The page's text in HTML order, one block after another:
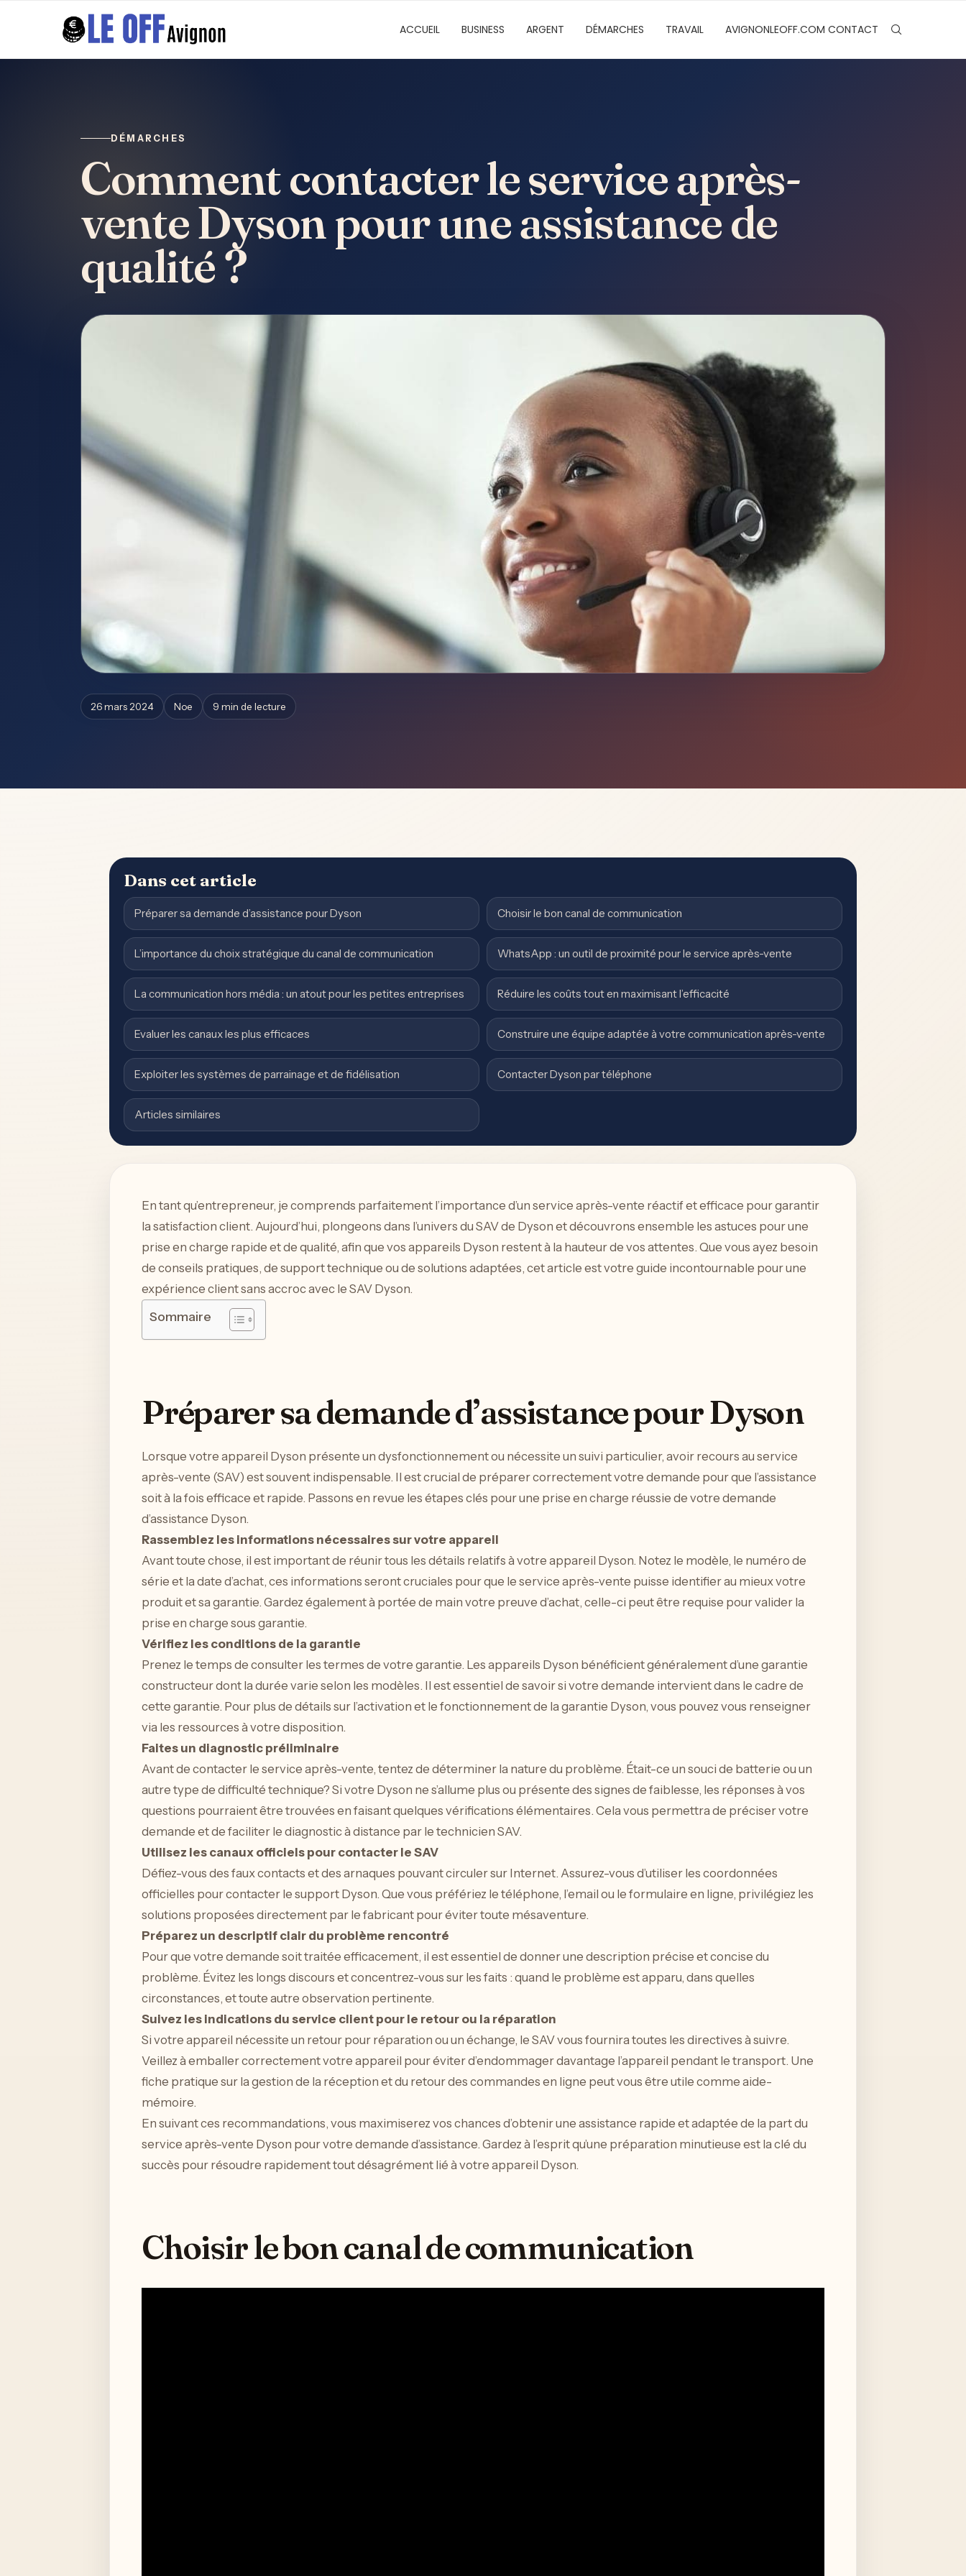
ACCUEIL BUSINESS ARGENT DÉMARCHES TRAVAIL AVIGNONLEOFF.COM CONTACT
DÉMARCHES
Comment contacter le service après-
vente Dyson pour une assistance de
qualité ?
26 mars 2024 Noe 9 min de lecture
Dans cet article
Préparer sa demande d’assistance pour Dyson Choisir le bon canal de communication
L’importance du choix stratégique du canal de communication WhatsApp : un outil de proximité pour le service après-vente
La communication hors média : un atout pour les petites entreprises Réduire les coûts tout en maximisant l’efficacité
Evaluer les canaux les plus efficaces Construire une équipe adaptée à votre communication après-vente
Exploiter les systèmes de parrainage et de fidélisation Contacter Dyson par téléphone
Articles similaires
En tant qu’entrepreneur, je comprends parfaitement l’importance d’un service après-vente réactif et efficace pour garantir
la satisfaction client. Aujourd’hui, plongeons dans l’univers du SAV de Dyson et découvrons ensemble les astuces pour une
prise en charge rapide et de qualité, afin que vos appareils Dyson restent à la hauteur de vos attentes. Que vous ayez besoin
de conseils pratiques, de support technique ou de solutions adaptées, cet article est votre guide incontournable pour une
expérience client sans accroc avec le SAV Dyson.
Sommaire
Préparer sa demande d’assistance pour Dyson
Lorsque votre appareil Dyson présente un dysfonctionnement ou nécessite un suivi particulier, avoir recours au service
après-vente (SAV) est souvent indispensable. Il est crucial de préparer correctement votre demande pour que l’assistance
soit à la fois efficace et rapide. Passons en revue les étapes clés pour une prise en charge réussie de votre demande
d’assistance Dyson.
Rassemblez les informations nécessaires sur votre appareil
Avant toute chose, il est important de réunir tous les détails relatifs à votre appareil Dyson. Notez le modèle, le numéro de
série et la date d’achat, ces informations seront cruciales pour que le service après-vente puisse identifier au mieux votre
produit et sa garantie. Gardez également à portée de main votre preuve d’achat, celle-ci peut être requise pour valider la
prise en charge sous garantie.
Vérifiez les conditions de la garantie
Prenez le temps de consulter les termes de votre garantie. Les appareils Dyson bénéficient généralement d’une garantie
constructeur dont la durée varie selon les modèles. Il est essentiel de savoir si votre demande intervient dans le cadre de
cette garantie. Pour plus de détails sur l’activation et le fonctionnement de la garantie Dyson, vous pouvez vous renseigner
via les ressources à votre disposition.
Faites un diagnostic préliminaire
Avant de contacter le service après-vente, tentez de déterminer la nature du problème. Était-ce un souci de batterie ou un
autre type de difficulté technique? Si votre Dyson ne s’allume plus ou présente des signes de faiblesse, les réponses à vos
questions pourraient être trouvées en faisant quelques vérifications élémentaires. Cela vous permettra de préciser votre
demande et de faciliter le diagnostic à distance par le technicien SAV.
Utilisez les canaux officiels pour contacter le SAV
Défiez-vous des faux contacts et des arnaques pouvant circuler sur Internet. Assurez-vous d’utiliser les coordonnées
officielles pour contacter le support Dyson. Que vous préfériez le téléphone, l’email ou le formulaire en ligne, privilégiez les
solutions proposées directement par le fabricant pour éviter toute mésaventure.
Préparez un descriptif clair du problème rencontré
Pour que votre demande soit traitée efficacement, il est essentiel de donner une description précise et concise du
problème. Évitez les longs discours et concentrez-vous sur les faits : quand le problème est apparu, dans quelles
circonstances, et toute autre observation pertinente.
Suivez les indications du service client pour le retour ou la réparation
Si votre appareil nécessite un retour pour réparation ou un échange, le SAV vous fournira toutes les directives à suivre.
Veillez à emballer correctement votre appareil pour éviter d’endommager davantage l’appareil pendant le transport. Une
fiche pratique sur la gestion de la réception et du retour des commandes en ligne peut vous être utile comme aide-
mémoire.
En suivant ces recommandations, vous maximiserez vos chances d’obtenir une assistance rapide et adaptée de la part du
service après-vente Dyson pour votre demande d’assistance. Gardez à l’esprit qu’une préparation minutieuse est la clé du
succès pour résoudre rapidement tout désagrément lié à votre appareil Dyson.
Choisir le bon canal de communication